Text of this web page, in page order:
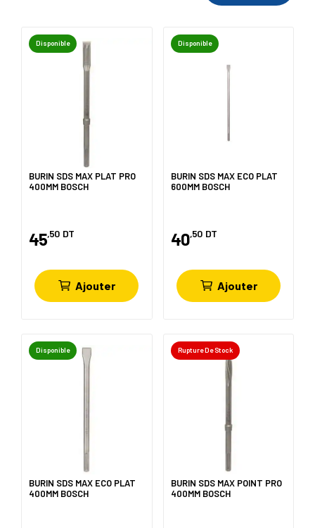
Disponible
BURIN SDS MAX PLAT PRO
400MM BOSCH
45,50 DT
Ajouter
Disponible
BURIN SDS MAX ECO PLAT
600MM BOSCH
40,50 DT
Ajouter
Disponible
BURIN SDS MAX ECO PLAT
400MM BOSCH
Rupture De Stock
BURIN SDS MAX POINT PRO
400MM BOSCH